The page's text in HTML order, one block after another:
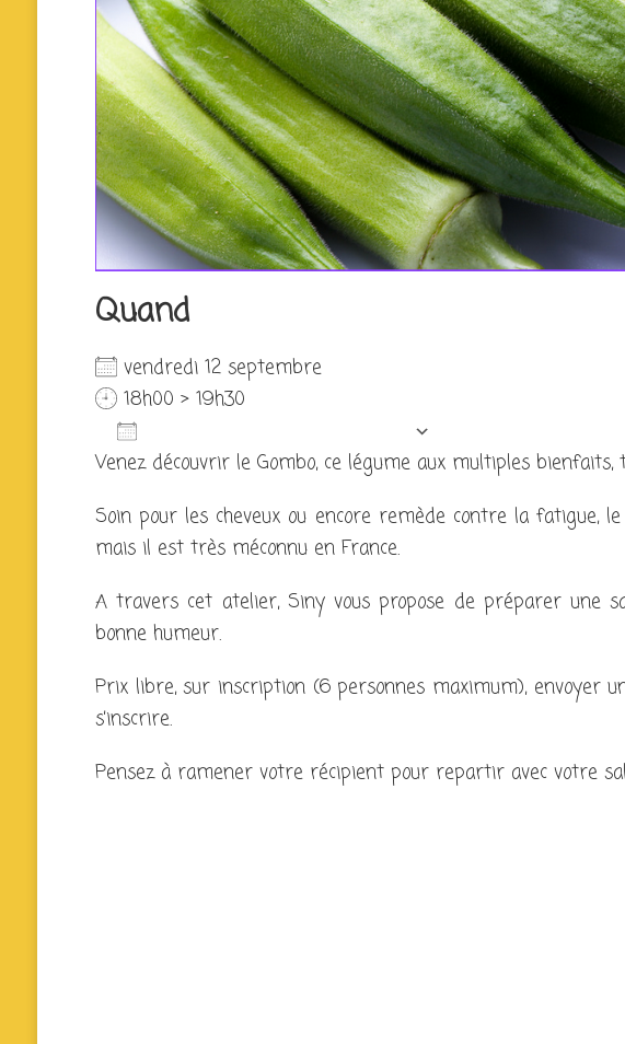
Quand
vendredi 12 septembre
18h00 > 19h30
Télécharger ICS
Calendrier Google
Venez découvrir le Gombo, ce légume aux multiples bienfaits,
Soin pour les cheveux ou encore remède contre la fatigue,
mais il est très méconnu en France.
A travers cet atelier, Siny vous propose de préparer une
bonne humeur.
Prix libre, sur inscription (6 personnes maximum), envoyer
s’inscrire.
Pensez à ramener votre récipient pour repartir avec votre